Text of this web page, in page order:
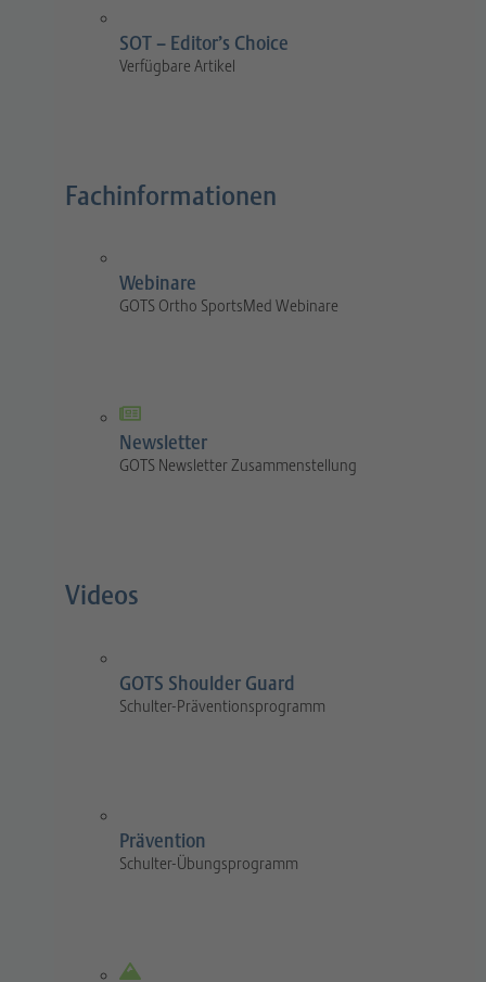
SOT – Editor’s Choice
Verfügbare Artikel
Fachinformationen
Webinare
GOTS Ortho SportsMed Webinare
Newsletter
GOTS Newsletter Zusammenstellung
Videos
GOTS Shoulder Guard
Schulter-Präventionsprogramm
Prävention
Schulter-Übungsprogramm